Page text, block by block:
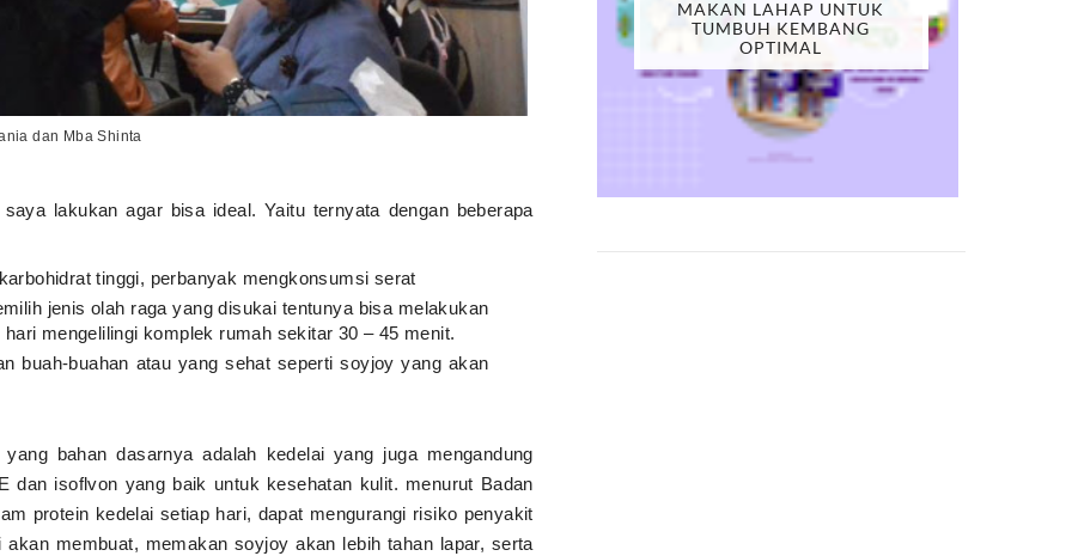
dan Mba Shinta
lakukan agar bisa ideal. Yaitu ternyata dengan beberapa
tinggi, perbanyak mengkonsumsi serat
jenis olah raga yang disukai tentunya bisa melakukan
mengelilingi komplek rumah sekitar 30 – 45 menit.
buah-buahan atau yang sehat seperti soyjoy yang akan
bahan dasarnya adalah kedelai yang juga mengandung
dan isoflvon yang baik untuk kesehatan kulit. menurut Badan
protein kedelai setiap hari, dapat mengurangi risiko penyakit
membuat, memakan soyjoy akan lebih tahan lapar, serta
MAKAN LAHAP UNTUK
TUMBUH KEMBANG
OPTIMAL